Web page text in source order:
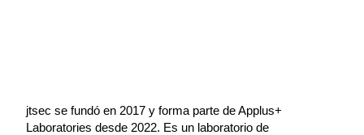
jtsec se fundó en 2017 y forma parte de Applus+
Laboratories desde 2022. Es un laboratorio de